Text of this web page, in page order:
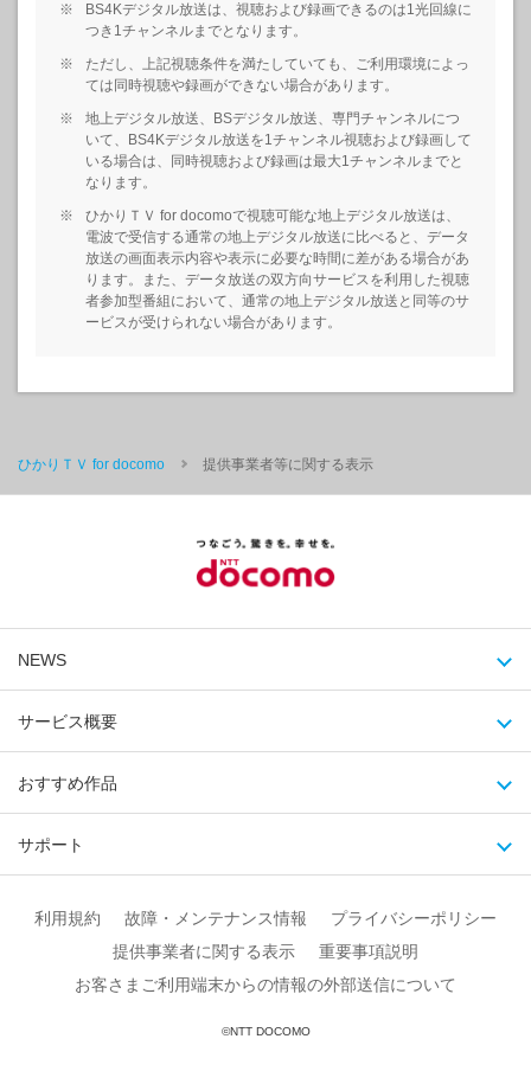
※
BS4Kデジタル放送は、視聴および録画できるのは1光回線に
つき1チャンネルまでとなります。
※
ただし、上記視聴条件を満たしていても、ご利用環境によっ
ては同時視聴や録画ができない場合があります。
※
地上デジタル放送、BSデジタル放送、専門チャンネルにつ
いて、BS4Kデジタル放送を1チャンネル視聴および録画して
いる場合は、同時視聴および録画は最大1チャンネルまでと
なります。
※
ひかりＴＶ for docomoで視聴可能な地上デジタル放送は、
電波で受信する通常の地上デジタル放送に比べると、データ
放送の画面表示内容や表示に必要な時間に差がある場合があ
ります。また、データ放送の双方向サービスを利用した視聴
者参加型番組において、通常の地上デジタル放送と同等のサ
ービスが受けられない場合があります。
ひかりＴＶ for docomo 提供事業者等に関する表示
NEWS
サービス概要
おすすめ作品
サポート
利用規約 故障・メンテナンス情報
プライバシーポリシー
提供事業者に関する表示
重要事項説明
お客さまご利用端末からの情報の外部送信について
©NTT DOCOMO